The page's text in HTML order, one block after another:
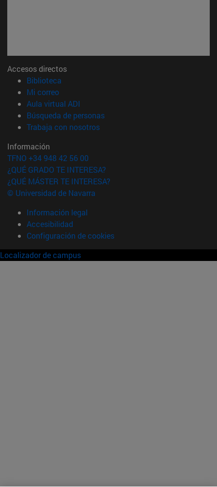
Accesos directos
Biblioteca
Mi correo(abre en nueva ventana)
Aula virtual ADI
Búsqueda de personas(abre en nueva ventana)
Trabaja con nosotros(abre en nueva ventana)
Información
TFNO +34 948 42 56 00
¿QUÉ GRADO TE INTERESA?
¿QUÉ MÁSTER TE INTERESA?
© Universidad de Navarra
Información legal
Accesibilidad
Configuración de cookies
Localizador de campus